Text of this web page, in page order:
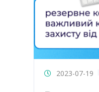
2023-07-19